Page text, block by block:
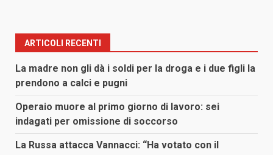
ARTICOLI RECENTI
La madre non gli dà i soldi per la droga e i due figli la
prendono a calci e pugni
Operaio muore al primo giorno di lavoro: sei
indagati per omissione di soccorso
La Russa attacca Vannacci: “Ha votato con il